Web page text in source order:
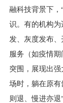
融科技背景下
识。有的机构
发、灰度发布
服务（如疫情
突围，展现出
场时，躺在原
则退、慢进亦退